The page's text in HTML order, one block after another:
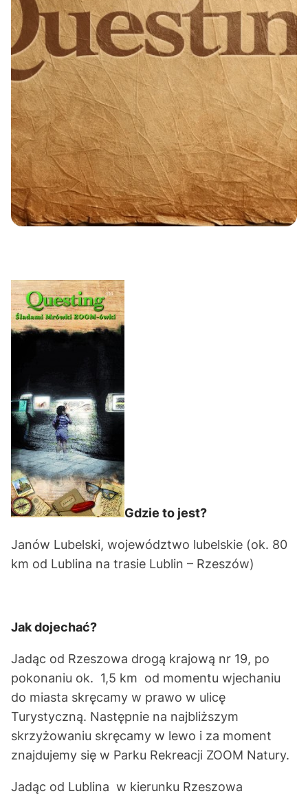
Gdzie to jest?
Janów Lubelski, województwo lubelskie (ok. 80
km od Lublina na trasie Lublin – Rzeszów)
Jak dojechać?
Jadąc od Rzeszowa drogą krajową nr 19, po
pokonaniu ok. 1,5 km od momentu wjechaniu
do miasta skręcamy w prawo w ulicę
Turystyczną. Następnie na najbliższym
skrzyżowaniu skręcamy w lewo i za moment
znajdujemy się w Parku Rekreacji ZOOM Natury.
Jadąc od Lublina w kierunku Rzeszowa